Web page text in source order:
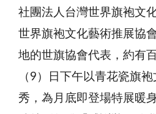
社團法人台灣世界旗袍文
世界旗袍文化藝術推展協
地的世旗協會代表，約有
（9）日下午以青花瓷旗
秀，為月底即登場特展暖